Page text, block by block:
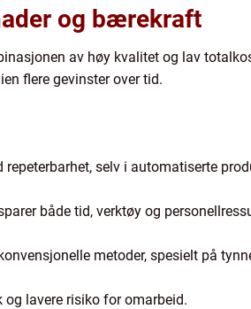
og bærekraft
av høy kvalitet og lav
flere gevinster over tid.
selv i automatiserte
både tid, verktøy og
metoder, spesielt på
lavere risiko for omarbeid.